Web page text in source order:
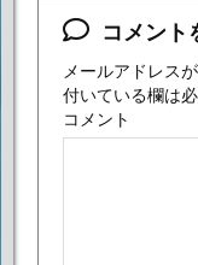
コメント
メールアドレス
付いている欄は
コメント